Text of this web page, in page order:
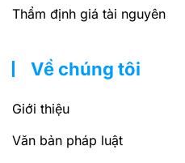
Thẩm định giá tài nguyên
Về chúng tôi
Giới thiệu
Văn bản pháp luật